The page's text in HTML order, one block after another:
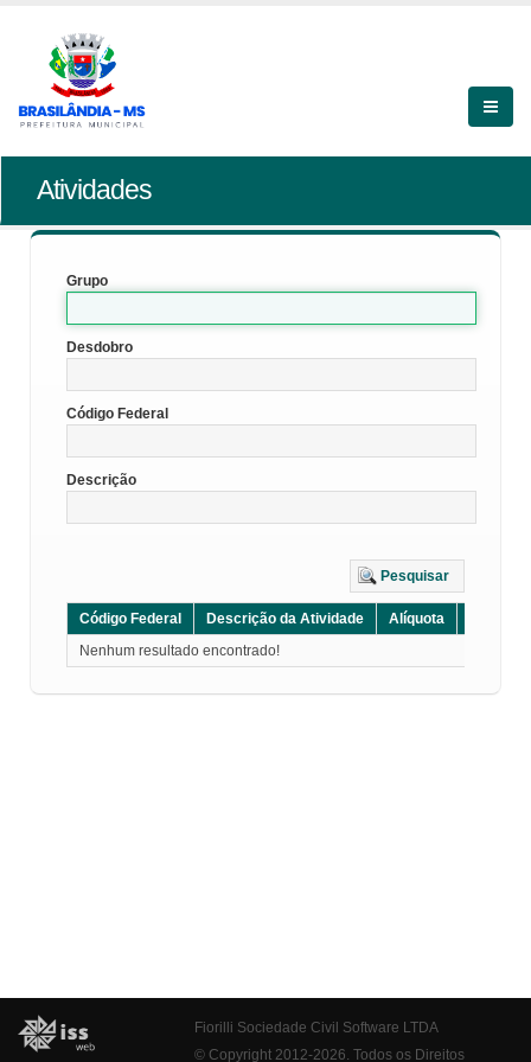
Atividades
Grupo
Desdobro
Código Federal
Descrição
Pesquisar
Código Federal Descrição da Atividade Alíquota
Nenhum resultado encontrado!
Fiorilli Sociedade Civil Software LTDA
© Copyright 2012-2026. Todos os Direitos